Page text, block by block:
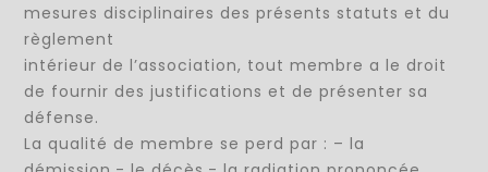
mesures disciplinaires des présents statuts et du
règlement
intérieur de l’association, tout membre a le droit
de fournir des justifications et de présenter sa
défense.
La qualité de membre se perd par : – la